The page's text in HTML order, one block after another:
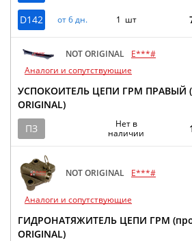
D142 от 6 дн. 1 шт
NOT ORIGINAL
E***#
Аналоги и сопутствующие
УСПОКОИТЕЛЬ ЦЕПИ ГРМ ПРАВЫЙ
ORIGINAL)
ПЗ
Нет в
наличии
NOT ORIGINAL E***#
Аналоги и сопутствующие
ГИДРОНАТЯЖИТЕЛЬ ЦЕПИ ГРМ
ORIGINAL)